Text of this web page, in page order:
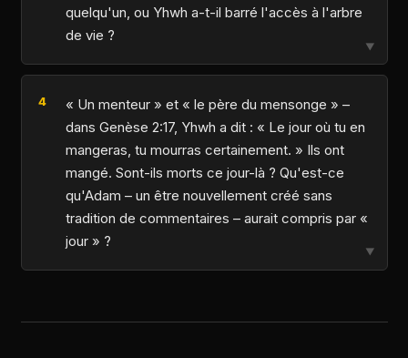
quelqu'un, ou Yhwh a-t-il barré l'accès à l'arbre
de vie ?
▼
« Un menteur » et « le père du mensonge » –
dans Genèse 2:17, Yhwh a dit : « Le jour où tu en
mangeras, tu mourras certainement. » Ils ont
mangé. Sont-ils morts ce jour-là ? Qu'est-ce
qu'Adam – un être nouvellement créé sans
tradition de commentaires – aurait compris par «
jour » ?
▼